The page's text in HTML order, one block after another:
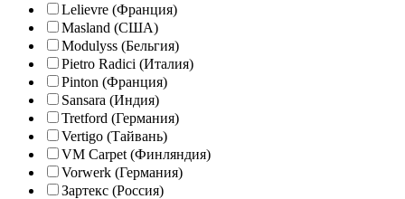
Lelievre (Франция)
Masland (США)
Modulyss (Бельгия)
Pietro Radici (Италия)
Pinton (Франция)
Sansara (Индия)
Tretford (Германия)
Vertigo (Тайвань)
VM Carpet (Финляндия)
Vorwerk (Германия)
Зартекс (Россия)